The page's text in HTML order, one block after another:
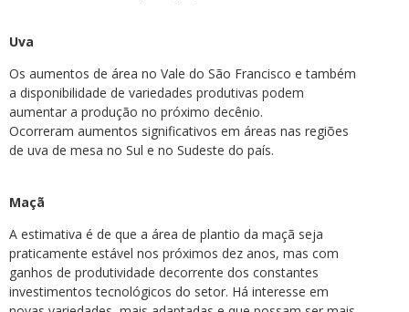
Uva
Os aumentos de área no Vale do São Francisco e também
a disponibilidade de variedades produtivas podem
aumentar a produção no próximo decênio.
Ocorreram aumentos significativos em áreas nas regiões
de uva de mesa no Sul e no Sudeste do país.
Maçã
A estimativa é de que a área de plantio da maçã seja
praticamente estável nos próximos dez anos, mas com
ganhos de produtividade decorrente dos constantes
investimentos tecnológicos do setor. Há interesse em